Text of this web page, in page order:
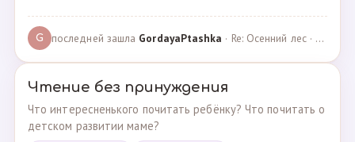
G последней зашла GordayaPtashka · Re: Осенний лес · 05.05.2022
Чтение без принуждения
Что интересненького почитать ребёнку? Что почитать о
детском развитии маме?